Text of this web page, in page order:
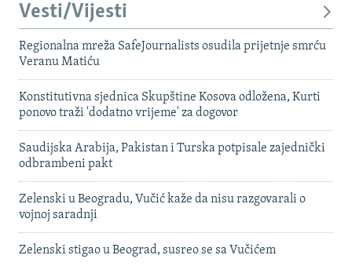
Vesti/Vijesti
Regionalna mreža SafeJournalists osudila prijetnje smrću
Veranu Matiću
Konstitutivna sjednica Skupštine Kosova odložena, Kurti
ponovo traži 'dodatno vrijeme' za dogovor
Saudijska Arabija, Pakistan i Turska potpisale zajednički
odbrambeni pakt
Zelenski u Beogradu, Vučić kaže da nisu razgovarali o
vojnoj saradnji
Zelenski stigao u Beograd, susreo se sa Vučićem